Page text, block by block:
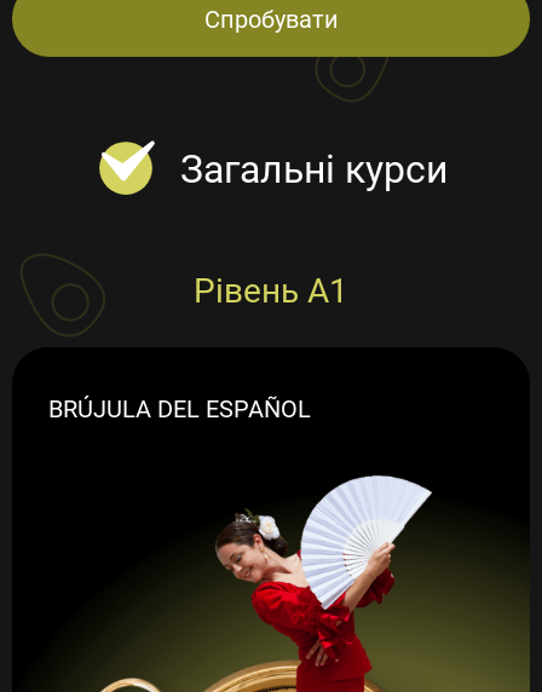
Спробувати
Загальні курси
Рівень А1
BRÚJULA DEL ESPAÑOL